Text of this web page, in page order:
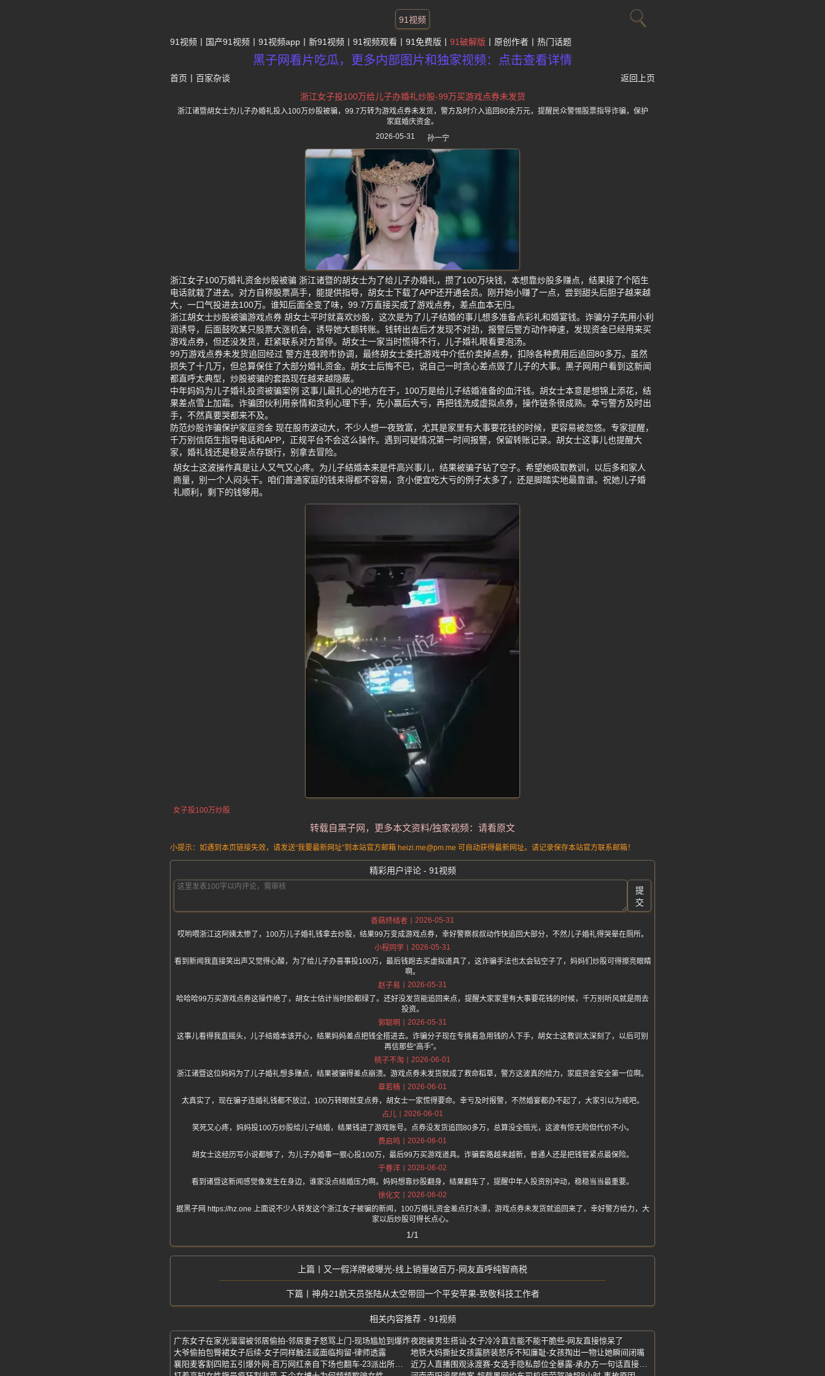
91视频
91视频 国产91视频 91视频app 新91视频 91视频观看 91免费版 91破解版 原创作者 热门话题
黑子网看片吃瓜，更多内部图片和独家视频：点击查看详情
首页 百家杂谈
返回上页
浙江女子投100万给儿子办婚礼炒股-99万买游戏点券未发货
浙江诸暨胡女士为儿子办婚礼投入100万炒股被骗，99.7万转为游戏点券未发货，警方及时介入追回80余万元，提醒民众警惕股票指导诈骗，保护
家庭婚庆资金。
2026-05-31
孙一宁
浙江女子100万婚礼资金炒股被骗 浙江诸暨的胡女士为了给儿子办婚礼，攒了100万块钱，本想靠炒股多赚点，结果接了个陌生
电话就栽了进去。对方自称股票高手，能提供指导，胡女士下载了APP还开通会员。刚开始小赚了一点，尝到甜头后胆子越来越
大，一口气投进去100万。谁知后面全变了味，99.7万直接买成了游戏点券，差点血本无归。
浙江胡女士炒股被骗游戏点券 胡女士平时就喜欢炒股，这次是为了儿子结婚的事儿想多准备点彩礼和婚宴钱。诈骗分子先用小利
润诱导，后面鼓吹某只股票大涨机会，诱导她大额转账。钱转出去后才发现不对劲，报警后警方动作神速，发现资金已经用来买
游戏点券，但还没发货，赶紧联系对方暂停。胡女士一家当时慌得不行，儿子婚礼眼看要泡汤。
99万游戏点券未发货追回经过 警方连夜跨市协调，最终胡女士委托游戏中介低价卖掉点券，扣除各种费用后追回80多万。虽然
损失了十几万，但总算保住了大部分婚礼资金。胡女士后悔不已，说自己一时贪心差点毁了儿子的大事。黑子网用户看到这新闻
都直呼太典型，炒股被骗的套路现在越来越隐蔽。
中年妈妈为儿子婚礼投资被骗案例 这事儿最扎心的地方在于，100万是给儿子结婚准备的血汗钱。胡女士本意是想锦上添花，结
果差点雪上加霜。诈骗团伙利用亲情和贪利心理下手，先小赢后大亏，再把钱洗成虚拟点券，操作链条很成熟。幸亏警方及时出
手，不然真要哭都来不及。
防范炒股诈骗保护家庭资金 现在股市波动大，不少人想一夜致富，尤其是家里有大事要花钱的时候，更容易被忽悠。专家提醒，
千万别信陌生指导电话和APP，正规平台不会这么操作。遇到可疑情况第一时间报警，保留转账记录。胡女士这事儿也提醒大
家，婚礼钱还是稳妥点存银行，别拿去冒险。
胡女士这波操作真是让人又气又心疼。为儿子结婚本来是件高兴事儿，结果被骗子钻了空子。希望她吸取教训，以后多和家人
商量，别一个人闷头干。咱们普通家庭的钱来得都不容易，贪小便宜吃大亏的例子太多了，还是脚踏实地最靠谱。祝她儿子婚
礼顺利，剩下的钱够用。
女子投100万炒股
转载自黑子网，更多本文资料/独家视频：请看原文
小提示：如遇到本页链接失效，请发送“我要最新网址”到本站官方邮箱 heizi.me@pm.me 可自动获得最新网址。请记录保存本站官方联系邮箱！
精彩用户评论 - 91视频
提
交
香菇终结者
2026-05-31
哎哟喂浙江这阿姨太惨了，100万儿子婚礼钱拿去炒股，结果99万变成游戏点券，幸好警察叔叔动作快追回大部分，不然儿子婚礼得哭晕在厕所。
小程同学
2026-05-31
看到新闻我直接笑出声又觉得心酸，为了给儿子办喜事投100万，最后钱跑去买虚拟道具了，这诈骗手法也太会钻空子了，妈妈们炒股可得擦亮眼睛
啊。
赵子易
2026-05-31
哈哈哈99万买游戏点券这操作绝了，胡女士估计当时脸都绿了。还好没发货能追回来点，提醒大家家里有大事要花钱的时候，千万别听风就是雨去
投资。
郭聪明
2026-05-31
这事儿看得我直摇头，儿子结婚本该开心，结果妈妈差点把钱全搭进去。诈骗分子现在专挑着急用钱的人下手，胡女士这教训太深刻了，以后可别
再信那些“高手”。
桃子不淘
2026-06-01
浙江诸暨这位妈妈为了儿子婚礼想多赚点，结果被骗得差点崩溃。游戏点券未发货就成了救命稻草，警方这波真的给力，家庭资金安全第一位啊。
章若楠
2026-06-01
太真实了，现在骗子连婚礼钱都不放过，100万转眼就变点券，胡女士一家慌得要命。幸亏及时报警，不然婚宴都办不起了，大家引以为戒吧。
占儿
2026-06-01
笑死又心疼，妈妈投100万炒股给儿子结婚，结果钱进了游戏账号。点券没发货追回80多万，总算没全赔光，这波有惊无险但代价不小。
费启鸣
2026-06-01
胡女士这经历写小说都够了，为儿子办婚事一狠心投100万，最后99万买游戏道具。诈骗套路越来越新，普通人还是把钱管紧点最保险。
于春洋
2026-06-02
看到诸暨这新闻感觉像发生在身边，谁家没点结婚压力啊。妈妈想靠炒股翻身，结果翻车了，提醒中年人投资别冲动，稳稳当当最重要。
徐化文
2026-06-02
据黑子网 https://hz.one 上面说不少人转发这个浙江女子被骗的新闻，100万婚礼资金差点打水漂，游戏点券未发货就追回来了，幸好警方给力，大
家以后炒股可得长点心。
1/1
又一假洋牌被曝光-线上销量破百万-网友直呼纯智商税
神舟21航天员张陆从太空带回一个平安苹果-致敬科技工作者
相关内容推荐 - 91视频
广东女子在家光溜溜被邻居偷拍-邻居妻子怒骂上门-现场尴尬到爆炸夜跑被男生搭讪-女子冷冷直言能不能干脆些-网友直接惊呆了
大爷偷拍包臀裙女子后续-女子同样触法或面临拘留-律师透露
地铁大妈撕扯女孩露脐装怒斥不知廉耻-女孩掏出一物让她瞬间闭嘴